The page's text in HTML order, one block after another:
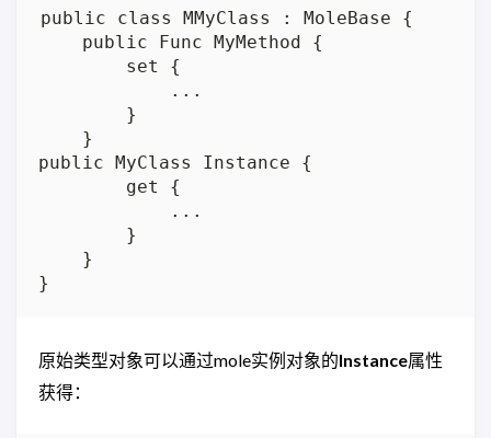
public class MMyClass : MoleBase {
    public Func MyMethod {
        set {
            ...
        }
    }
public MyClass Instance {
        get {
            ...
        }
    }
原始类型对象可以通过mole实例对象的Instance属性
获得：